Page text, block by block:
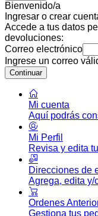
Bienvenido/a
Ingresar o crear
Accede a tus datos
devoluciones:
Correo electrónico
Ingrese un correo
Continuar
Mi cuenta
Aquí podrás
Mi Perfil
Revisa y edita
Direcciones de
Agrega, edita y/
Ordenes
Gestiona tus